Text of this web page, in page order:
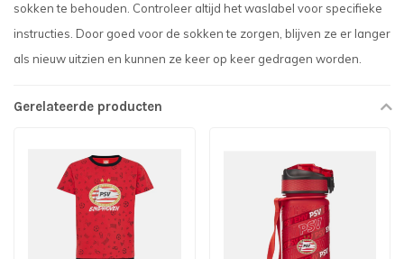
sokken te behouden. Controleer altijd het waslabel voor specifieke
instructies. Door goed voor de sokken te zorgen, blijven ze er langer
als nieuw uitzien en kunnen ze keer op keer gedragen worden.
Gerelateerde producten